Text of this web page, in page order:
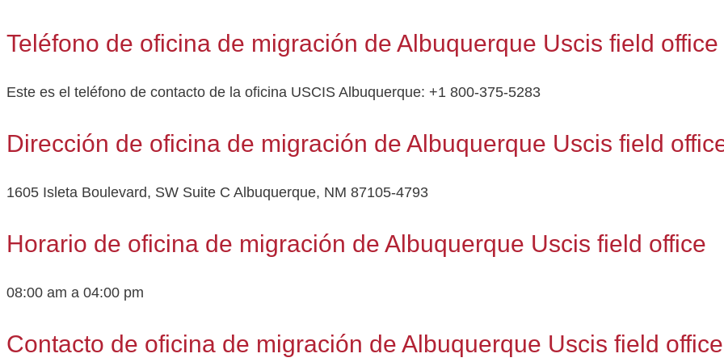
Teléfono de oficina de migración de Albuquerque Uscis field office
Este es el teléfono de contacto de la oficina USCIS Albuquerque: +1 800-375-5283
Dirección de oficina de migración de Albuquerque Uscis field
1605 Isleta Boulevard, SW Suite C Albuquerque, NM 87105-4793
Horario de oficina de migración de Albuquerque Uscis field office
08:00 am a 04:00 pm
Contacto de oficina de migración de Albuquerque Uscis field office